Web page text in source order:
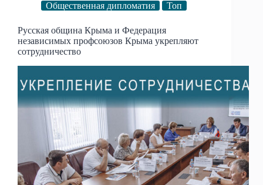
Общественная дипломатия Топ
Русская община Крыма и Федерация
независимых профсоюзов Крыма укрепляют
сотрудничество